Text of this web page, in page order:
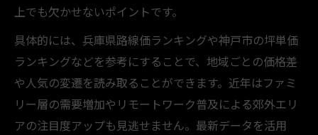
上でも欠かせないポイントです。
具体的には、兵庫県路線価ランキングや神戸市の坪単価
ランキングなどを参考にすることで、地域ごとの価格差
や人気の変遷を読み取ることができます。近年はファミ
リー層の需要増加やリモートワーク普及による郊外エリ
アの注目度アップも見逃せません。最新データを活用